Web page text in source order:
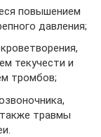
повышением
давления;
текучести и
тромбов;
травмы